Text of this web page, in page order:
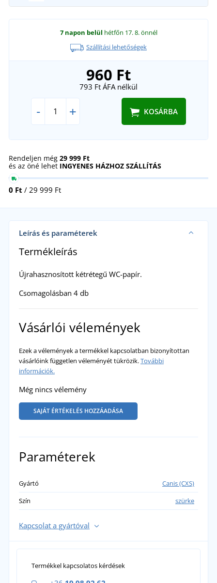
7 napon belül hétfőn 17. 8.önnél
Szállítási lehetőségek
960 Ft
793 Ft ÁFA nélkül
- + KOSÁRBA
Rendeljen még 29 999 Ft
és az öné lehet INGYENES HÁZHOZ SZÁLLÍTÁS
0 Ft / 29 999 Ft
Leírás és paraméterek
Termékleírás
Újrahasznosított kétrétegű WC-papír.
Csomagolásban 4 db
Vásárlói vélemények
Ezek a vélemények a termékkel kapcsolatban bizonyítottan
vásárlóink független véleményét tükrözik.További
információk.
Még nincs vélemény
SAJÁT ÉRTÉKELÉS HOZZÁADÁSA
Paraméterek
Gyártó
Canis (CXS)
Szín
szürke
Kapcsolat a gyártóval
Termékkel kapcsolatos kérdések